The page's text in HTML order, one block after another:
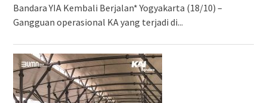
Bandara YIA Kembali Berjalan* Yogyakarta (18/10) –
Gangguan operasional KA yang terjadi di...